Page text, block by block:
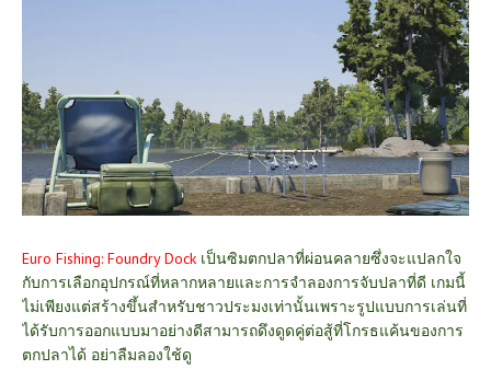
Euro Fishing: Foundry Dock เป็นซิมตกปลาที่ผ่อนคลายซึ่งจะแปลกใจ
กับการเลือกอุปกรณ์ที่หลากหลายและการจำลองการจับปลาที่ดี เกมนี้
ไม่เพียงแต่สร้างขึ้นสำหรับชาวประมงเท่านั้นเพราะรูปแบบการเล่นที่
ได้รับการออกแบบมาอย่างดีสามารถดึงดูดคู่ต่อสู้ที่โกรธแค้นของการ
ตกปลาได้ อย่าลืมลองใช้ดู